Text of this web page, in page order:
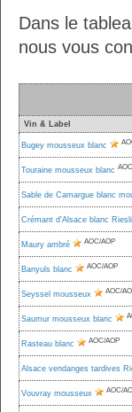
Dans le
nous vous
Vin & Label
Bugey mousseux blanc
Touraine mousseux blanc
Sable de Camargue blanc
Crémant d'Alsace blanc
Maury ambré AOC/AOP
Banyuls blanc AOC/AOP
Seyssel mousseux AOC/
Saumur mousseux blanc
Rasteau blanc AOC/AOP
Alsace vendanges tardives
Vouvray mousseux AOC/